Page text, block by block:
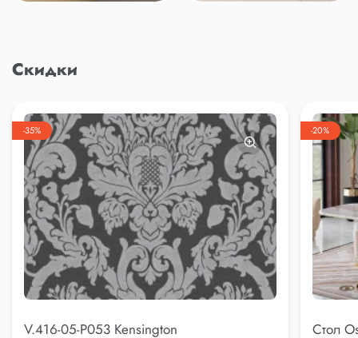
Скидки
-35%
V.416-05-P053 Kensington
-20%
Стол